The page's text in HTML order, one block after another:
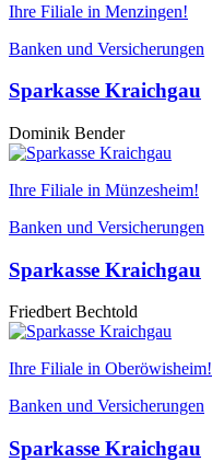
Ihre Filiale in Menzingen!
Banken und Versicherungen
Sparkasse Kraichgau
Dominik Bender
Ihre Filiale in Münzesheim!
Banken und Versicherungen
Sparkasse Kraichgau
Friedbert Bechtold
Ihre Filiale in Oberöwisheim!
Banken und Versicherungen
Sparkasse Kraichgau